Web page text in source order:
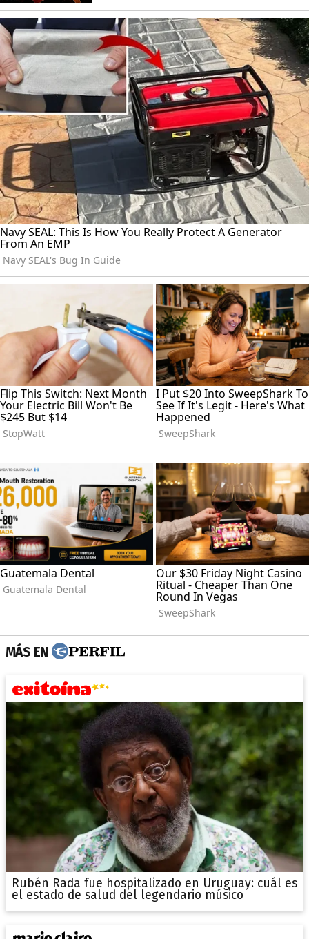
MÁS EN
Rubén Rada fue hospitalizado en Uruguay: cuál es
el estado de salud del legendario músico